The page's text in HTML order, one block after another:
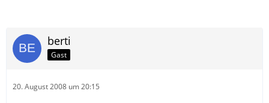
berti
Gast
20. August 2008 um 20:15